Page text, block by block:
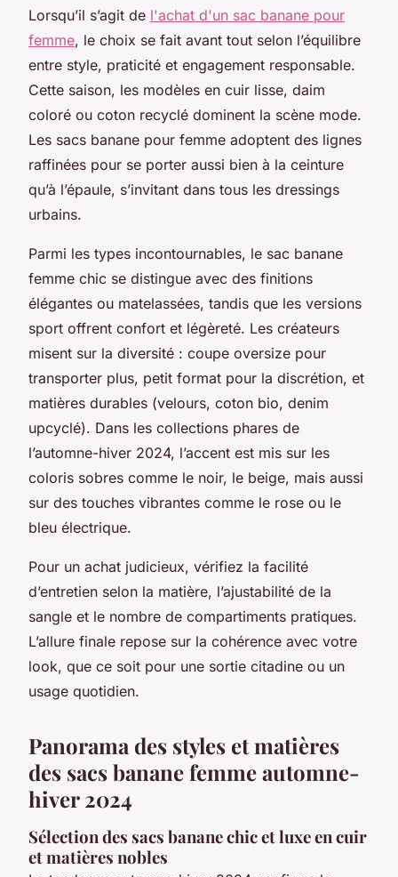
Lorsqu’il s’agit de l'achat d'un sac banane pour
femme, le choix se fait avant tout selon l’équilibre
entre style, praticité et engagement responsable.
Cette saison, les modèles en cuir lisse, daim
coloré ou coton recyclé dominent la scène mode.
Les sacs banane pour femme adoptent des lignes
raffinées pour se porter aussi bien à la ceinture
qu’à l’épaule, s’invitant dans tous les dressings
urbains.
Parmi les types incontournables, le sac banane
femme chic se distingue avec des finitions
élégantes ou matelassées, tandis que les versions
sport offrent confort et légèreté. Les créateurs
misent sur la diversité : coupe oversize pour
transporter plus, petit format pour la discrétion, et
matières durables (velours, coton bio, denim
upcyclé). Dans les collections phares de
l’automne-hiver 2024, l’accent est mis sur les
coloris sobres comme le noir, le beige, mais aussi
sur des touches vibrantes comme le rose ou le
bleu électrique.
Pour un achat judicieux, vérifiez la facilité
d’entretien selon la matière, l’ajustabilité de la
sangle et le nombre de compartiments pratiques.
L’allure finale repose sur la cohérence avec votre
look, que ce soit pour une sortie citadine ou un
usage quotidien.
Panorama des styles et matières
des sacs banane femme automne-
hiver 2024
Sélection des sacs banane chic et luxe en cuir
et matières nobles